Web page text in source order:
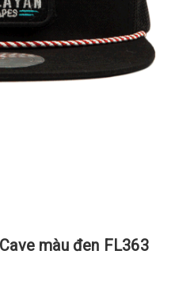
màu đen FL363